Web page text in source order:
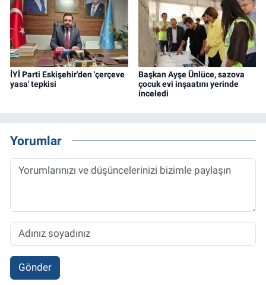
İYİ Parti Eskişehir'den 'çerçeve
yasa' tepkisi
Başkan Ayşe Ünlüce, sazova
çocuk evi inşaatını yerinde
inceledi
Yorumlar
Gönder